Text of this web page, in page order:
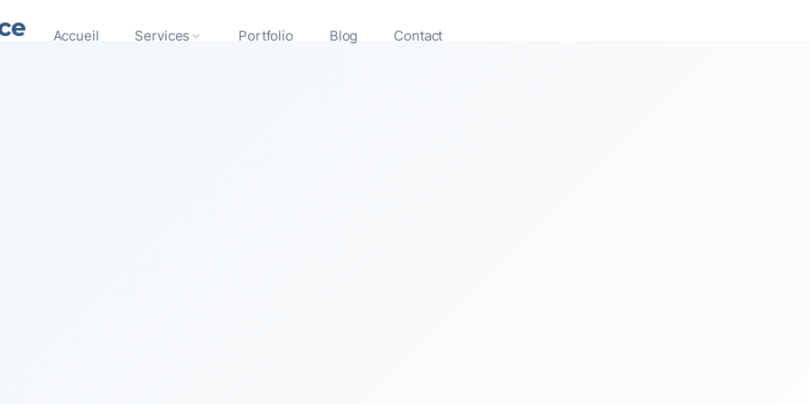
Accueil Services Portfolio Blog Contact